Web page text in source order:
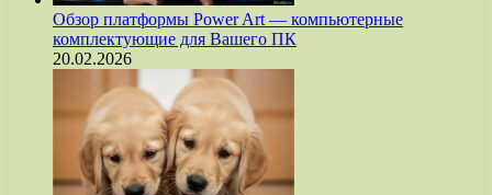
Обзор платформы Power Art — компьютерные
комплектующие для Вашего ПК
20.02.2026